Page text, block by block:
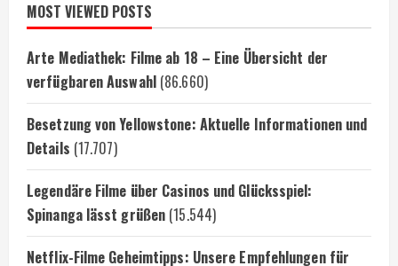
MOST VIEWED POSTS
Arte Mediathek: Filme ab 18 – Eine Übersicht der
verfügbaren Auswahl (86.660)
Besetzung von Yellowstone: Aktuelle Informationen und
Details (17.707)
Legendäre Filme über Casinos und Glücksspiel:
Spinanga lässt grüßen (15.544)
Netflix-Filme Geheimtipps: Unsere Empfehlungen für